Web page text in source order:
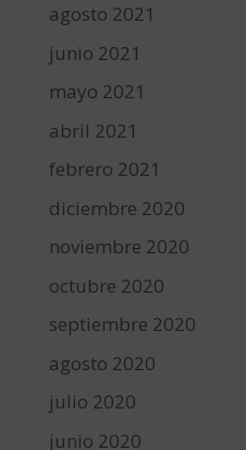
agosto 2021
junio 2021
mayo 2021
abril 2021
febrero 2021
diciembre 2020
noviembre 2020
octubre 2020
septiembre 2020
agosto 2020
julio 2020
junio 2020